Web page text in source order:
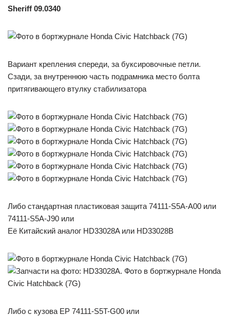
Sheriff 09.0340
Вариант крепления спереди, за буксировочные петли.
Сзади, за внутреннюю часть подрамника место болта
притягивающего втулку стабилизатора
Либо стандартная пластиковая защита 74111-S5A-A00 или
74111-S5A-J90 или
Её Китайский аналог HD33028A или HD33028B
Либо с кузова EP 74111-S5T-G00 или